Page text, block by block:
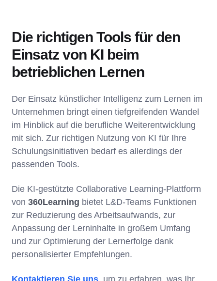
Die richtigen Tools für den
Einsatz von KI beim
betrieblichen Lernen
Der Einsatz künstlicher Intelligenz zum Lernen im
Unternehmen bringt einen tiefgreifenden Wandel
im Hinblick auf die berufliche Weiterentwicklung
mit sich. Zur richtigen Nutzung von KI für Ihre
Schulungsinitiativen bedarf es allerdings der
passenden Tools.
Die KI-gestützte Collaborative Learning-Plattform
von 360Learning bietet L&D-Teams Funktionen
zur Reduzierung des Arbeitsaufwands, zur
Anpassung der Lerninhalte in großem Umfang
und zur Optimierung der Lernerfolge dank
personalisierter Empfehlungen.
Kontaktieren Sie uns, um zu erfahren, was Ihr